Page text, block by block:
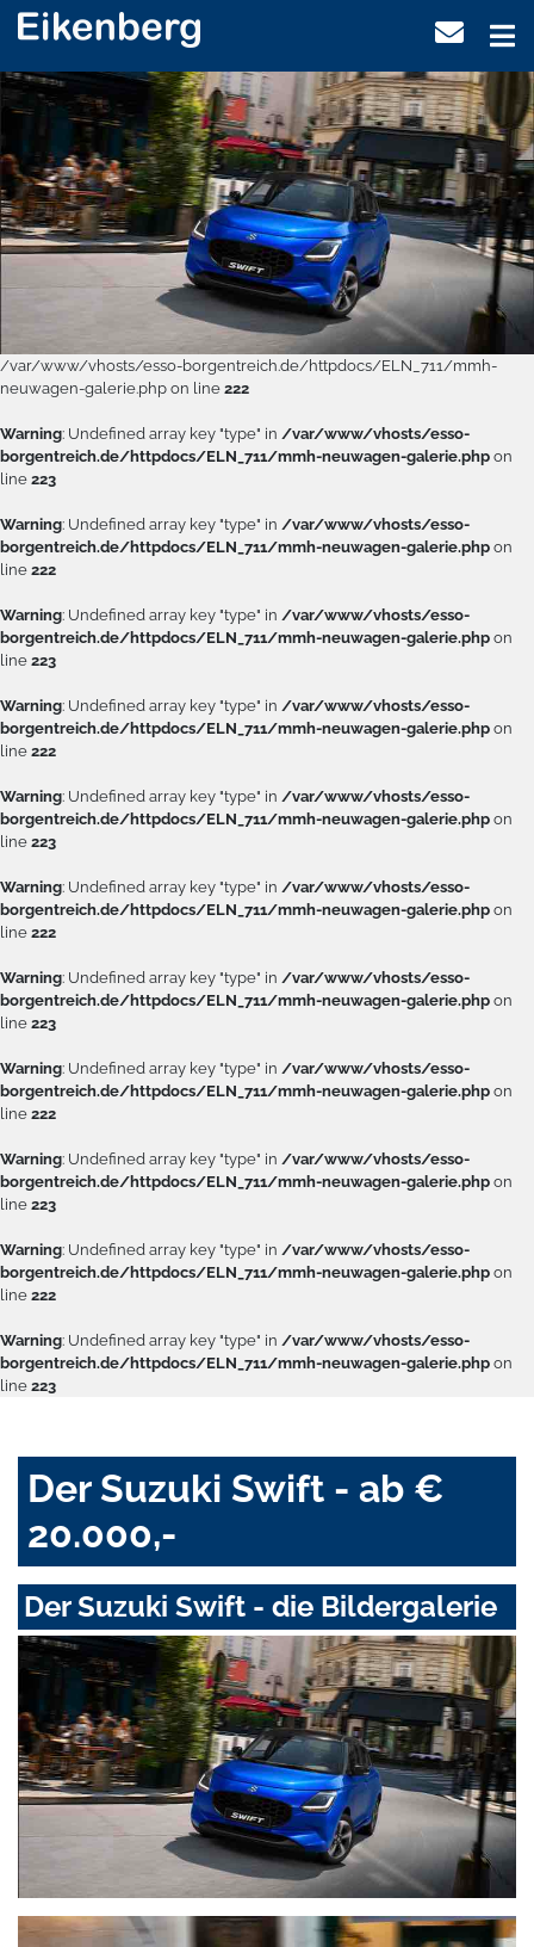
/var/www/vhosts/esso-borgentreich.de/httpdocs/ELN_711/mmh-
neuwagen-galerie.php on line 222
Warning: Undefined array key "type" in /var/www/vhosts/esso-
borgentreich.de/httpdocs/ELN_711/mmh-neuwagen-galerie.php on
line 223
Warning: Undefined array key "type" in /var/www/vhosts/esso-
borgentreich.de/httpdocs/ELN_711/mmh-neuwagen-galerie.php on
line 222
Warning: Undefined array key "type" in /var/www/vhosts/esso-
borgentreich.de/httpdocs/ELN_711/mmh-neuwagen-galerie.php on
line 223
Warning: Undefined array key "type" in /var/www/vhosts/esso-
borgentreich.de/httpdocs/ELN_711/mmh-neuwagen-galerie.php on
line 222
Warning: Undefined array key "type" in /var/www/vhosts/esso-
borgentreich.de/httpdocs/ELN_711/mmh-neuwagen-galerie.php on
line 223
Warning: Undefined array key "type" in /var/www/vhosts/esso-
borgentreich.de/httpdocs/ELN_711/mmh-neuwagen-galerie.php on
line 222
Warning: Undefined array key "type" in /var/www/vhosts/esso-
borgentreich.de/httpdocs/ELN_711/mmh-neuwagen-galerie.php on
line 223
Warning: Undefined array key "type" in /var/www/vhosts/esso-
borgentreich.de/httpdocs/ELN_711/mmh-neuwagen-galerie.php on
line 222
Warning: Undefined array key "type" in /var/www/vhosts/esso-
borgentreich.de/httpdocs/ELN_711/mmh-neuwagen-galerie.php on
line 223
Warning: Undefined array key "type" in /var/www/vhosts/esso-
borgentreich.de/httpdocs/ELN_711/mmh-neuwagen-galerie.php on
line 222
Warning: Undefined array key "type" in /var/www/vhosts/esso-
borgentreich.de/httpdocs/ELN_711/mmh-neuwagen-galerie.php on
line 223
Der Suzuki Swift - ab €
20.000,-
Der Suzuki Swift - die Bildergalerie